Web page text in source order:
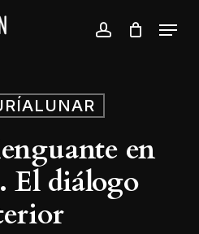
account
Menu
en
El diálogo